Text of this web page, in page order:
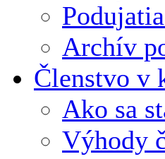
Archív
Členstvo v
Ako sa
Výhody